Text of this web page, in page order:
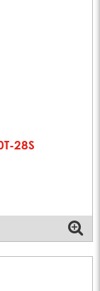
28S